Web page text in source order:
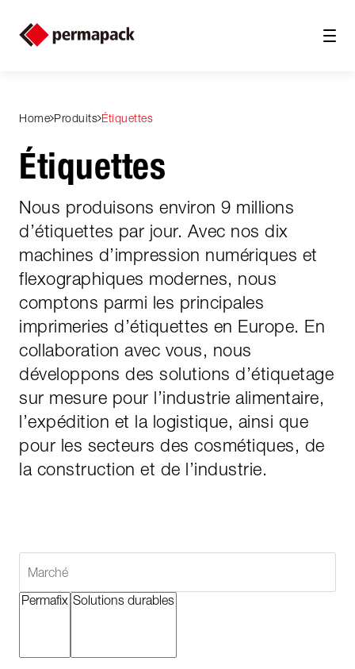
Home Produits Étiquettes
Étiquettes
Nous produisons environ 9 millions
d’étiquettes par jour. Avec nos dix
machines d’impression numériques et
flexographiques modernes, nous
comptons parmi les principales
imprimeries d’étiquettes en Europe. En
collaboration avec vous, nous
développons des solutions d’étiquetage
sur mesure pour l’industrie alimentaire,
l’expédition et la logistique, ainsi que
pour les secteurs des cosmétiques, de
la construction et de l’industrie.